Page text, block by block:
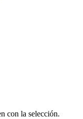
con la selección.